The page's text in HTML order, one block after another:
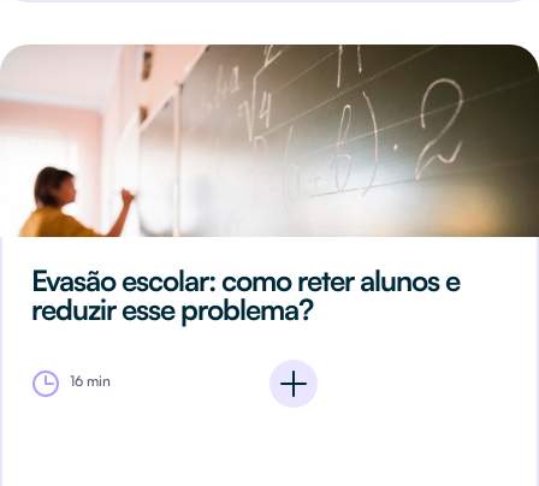
Evasão escolar: como reter alunos e
reduzir esse problema?
16 min